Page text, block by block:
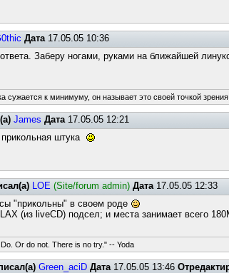
Дата17.05.05 10:36
Заберу ногами, руками на ближайшей
сужается к минимуму, он называет это своей точкой зрения.
James Дата17.05.05 12:21
штука
LOE (Site/forum admin) Дата17.05.05 12:33
"прикольны" в своем роде
(из liveCD) подсел; и места занимает всего
Or do not. There is no try." -- Yoda
Green_aciD Дата17.05.05 13:46